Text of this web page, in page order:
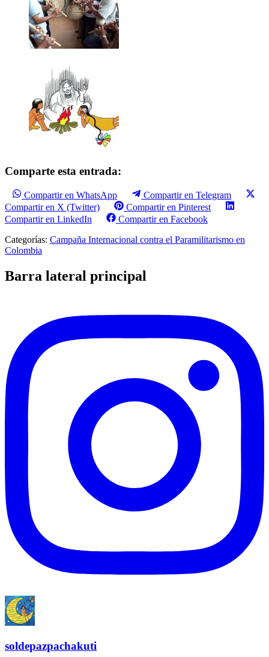
Comparte esta entrada:
Compartir en WhatsApp
Compartir en Telegram
Compartir en X (Twitter)
Compartir en Pinterest
Compartir en LinkedIn
Compartir en Facebook
Categorías: Campaña Internacional contra el Paramilitarismo en
Colombia
Barra lateral principal
soldepazpachakuti